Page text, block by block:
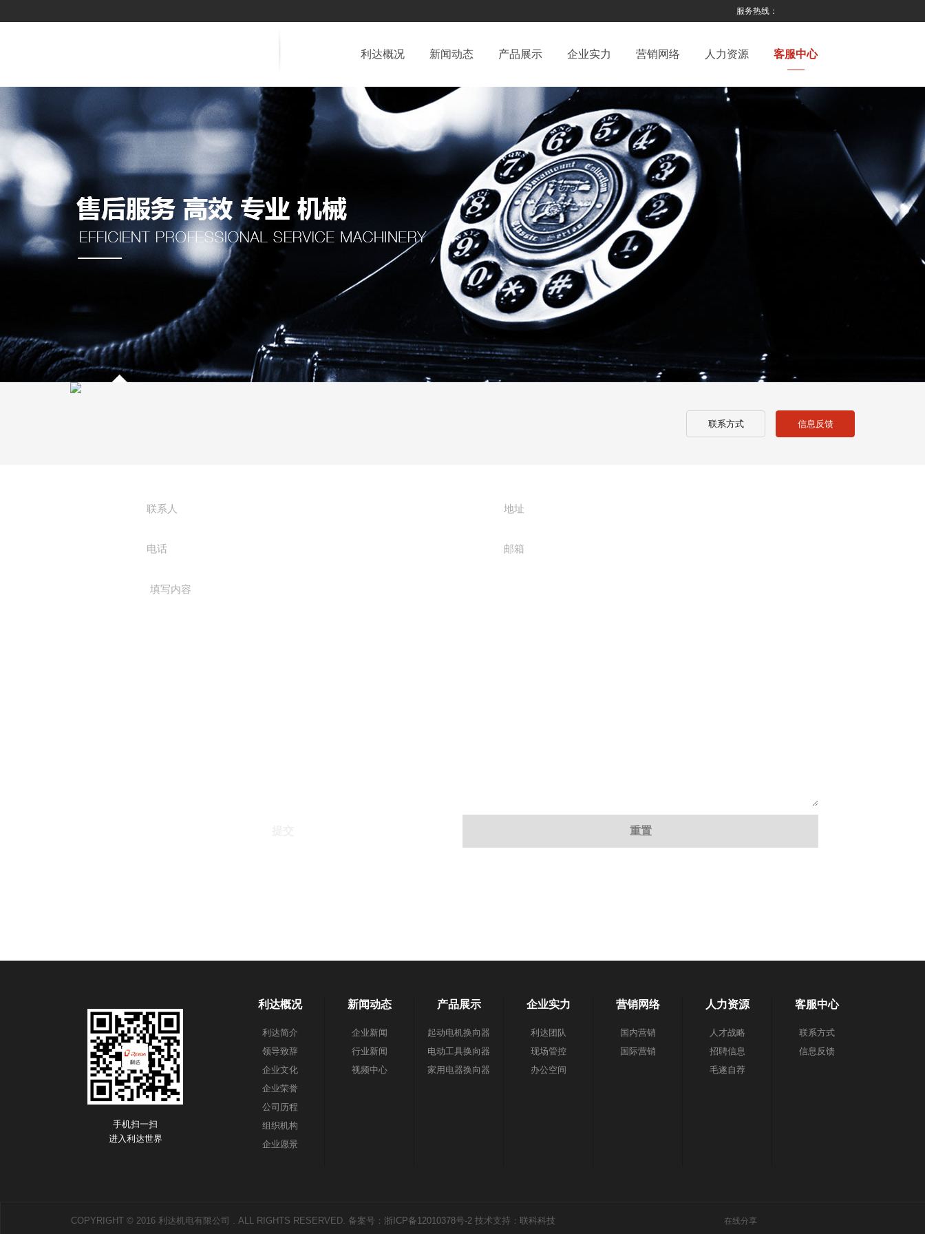
服务热线：
利达概况 新闻动态 产品展示 企业实力 营销网络 人力资源 客服中心
联系方式 信息反馈
手机扫一扫
进入利达世界
利达概况
利达简介
领导致辞
企业文化
企业荣誉
公司历程
组织机构
企业愿景
新闻动态
企业新闻
行业新闻
视频中心
产品展示
起动电机换向器
电动工具换向器
家用电器换向器
企业实力
利达团队
现场管控
办公空间
营销网络
国内营销
国际营销
人力资源
人才战略
招聘信息
毛遂自荐
客服中心
联系方式
信息反馈
COPYRIGHT © 2016 利达机电有限公司 . ALL RIGHTS RESERVED. 备案号： 浙ICP备12010378号-2 技术支持： 联科科技 在线分享